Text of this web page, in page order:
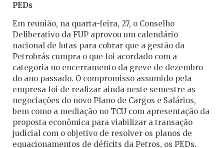
PEDs
Em reunião, na quarta-feira, 27, o Conselho
Deliberativo da FUP aprovou um calendário
nacional de lutas para cobrar que a gestão da
Petrobrás cumpra o que foi acordado com a
categoria no encerramento da greve de dezembro
do ano passado. O compromisso assumido pela
empresa foi de realizar ainda neste semestre as
negociações do novo Plano de Cargos e Salários,
bem como a mediação no TCU com apresentação da
proposta econômica para viabilizar a transação
judicial com o objetivo de resolver os planos de
equacionamentos de déficits da Petros, os PEDs.